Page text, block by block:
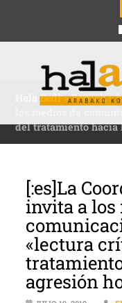
Hala Bedi>Berriak>
del tratamiento hacia
[:es]La
invita a los
«lectura
agresión